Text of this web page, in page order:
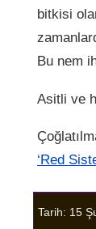
bitkisi
Bu nem
Asitli ve
‘Red
Tarih: 15